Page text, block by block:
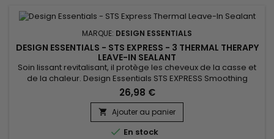
MARQUE: DESIGN ESSENTIALS
DESIGN ESSENTIALS - STS EXPRESS - 3 THERMAL THERAPY
LEAVE-IN SEALANT
Soin lissant revitalisant, il protège les cheveux de la casse et
de la chaleur. Design Essentials STS EXPRESS Smoothing
System Thermal Therapy Leave-In Sealant est un revitalisant
sans rinçage intensément hydratant conçu pour rétablir
l'équilibre hydratant des cheveux tout en offrant une
protection durable contre la chaleur et les dommages...
26,98 €
 Ajouter au panier
 En stock